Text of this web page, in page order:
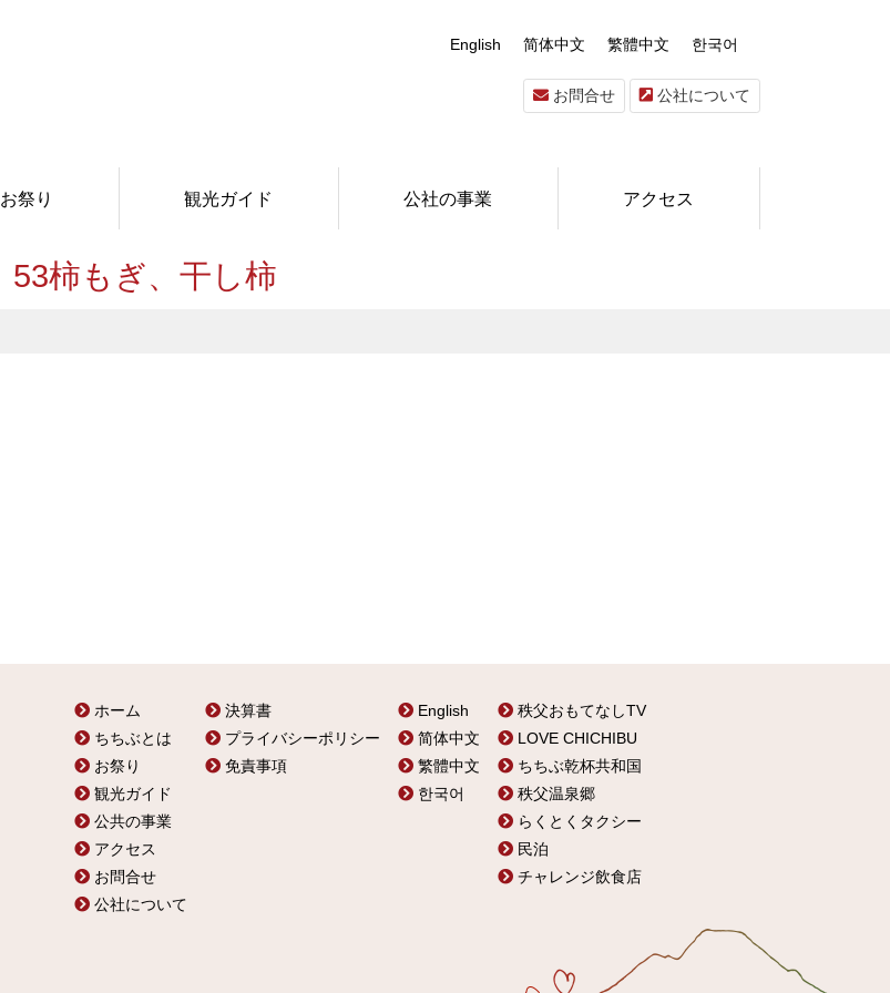
English 简体中文 繁體中文 한국어
お問合せ 公社について
お祭り 観光ガイド 公社の事業 アクセス
53柿もぎ、干し柿
ホーム
ちちぶとは
お祭り
観光ガイド
公共の事業
アクセス
お問合せ
公社について
決算書
プライバシーポリシー
免責事項
English
简体中文
繁體中文
한국어
秩父おもてなしTV
LOVE CHICHIBU
ちちぶ乾杯共和国
秩父温泉郷
らくとくタクシー
民泊
チャレンジ飲食店